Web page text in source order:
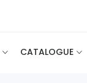
CATALOGUE